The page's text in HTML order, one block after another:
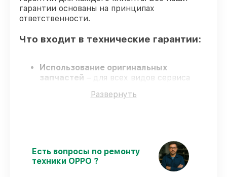
гарантии основаны на принципах
ответственности.
Что входит в технические гарантии:
Использование оригинальных
запчастей – для всех видов сервиса
оригинальные запчасти.
клиентом.
Сервис с гарантией
– сервис
проводится с соблюдением гарантийных
Развернуть
Есть вопросы по ремонту
техники OPPO ?